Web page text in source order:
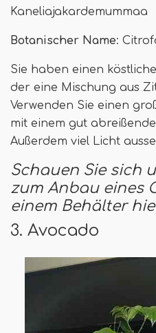
Kaneliajakardemummaa
Botanischer Name:
Sie haben einen
der eine Mischung aus
Verwenden Sie einen
mit einem gut
Außerdem viel Licht
Schauen Sie sich
zum Anbau eines
einem Behälter
3. Avocado